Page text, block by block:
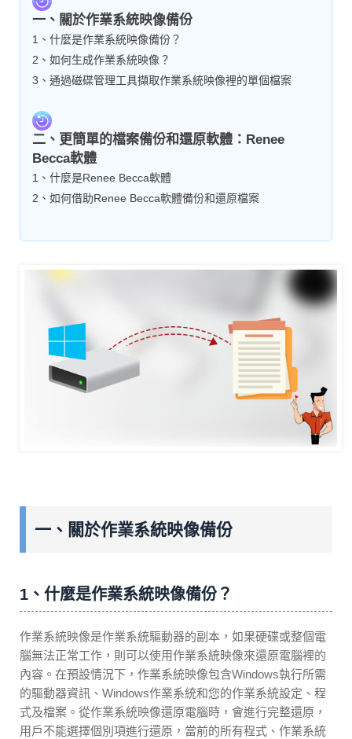
一、關於作業系統映像備份
1、什麼是作業系統映像備份？
2、如何生成作業系統映像？
3、通過磁碟管理工具擷取作業系統映像裡的單個檔案
二、更簡單的檔案備份和還原軟體：Renee
Becca軟體
1、什麼是Renee Becca軟體
2、如何借助Renee Becca軟體備份和還原檔案
一、關於作業系統映像備份
1、什麼是作業系統映像備份？
作業系統映像是作業系統驅動器的副本，如果硬碟或整個電
腦無法正常工作，則可以使用作業系統映像來還原電腦裡的
內容。在預設情況下，作業系統映像包含Windows執行所需
的驅動器資訊、Windows作業系統和您的作業系統設定、程
式及檔案。從作業系統映像還原電腦時，會進行完整還原，
用戶不能選擇個別項進行還原，當前的所有程式、作業系統